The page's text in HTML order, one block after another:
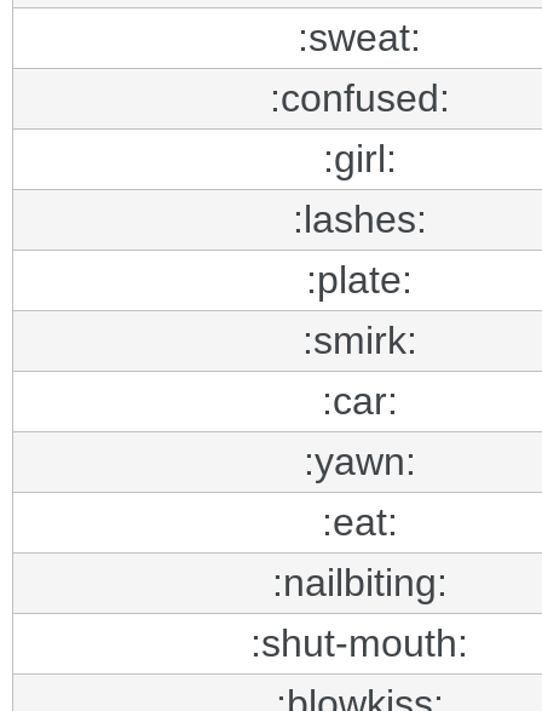
:sweat:
:confused:
:girl:
:lashes:
:plate:
:smirk:
:car:
:yawn:
:eat:
:nailbiting:
:shut-mouth: